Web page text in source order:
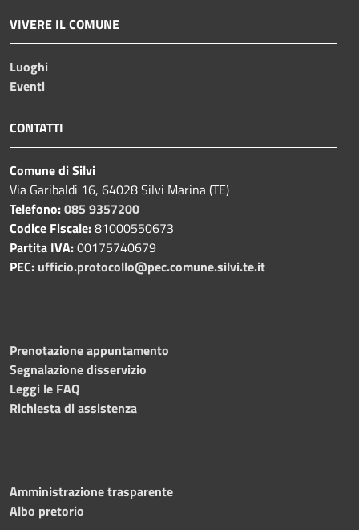
VIVERE IL COMUNE
Luoghi
Eventi
CONTATTI
Comune di Silvi
Via Garibaldi 16, 64028 Silvi Marina (TE)
Telefono:085 9357200
Codice Fiscale:81000550673
Partita IVA:00175740679
PEC: ufficio.protocollo@pec.comune.silvi.te.it
Prenotazione appuntamento
Segnalazione disservizio
Leggi le FAQ
Richiesta di assistenza
Amministrazione trasparente
Albo pretorio